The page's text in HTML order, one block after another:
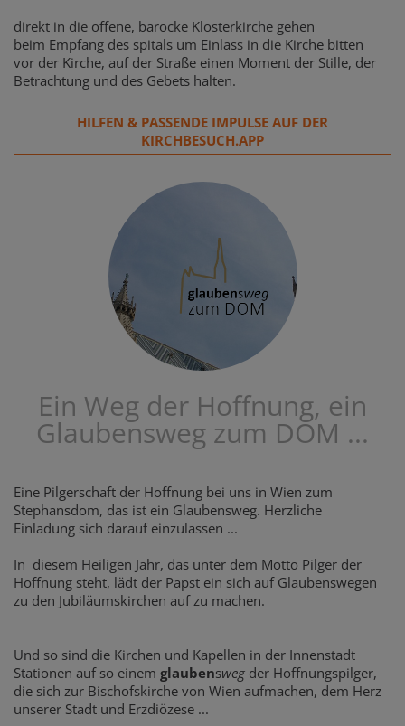
direkt in die offene, barocke Klosterkirche gehen
beim Empfang des spitals um Einlass in die Kirche bitten
vor der Kirche, auf der Straße einen Moment der Stille, der
Betrachtung und des Gebets halten.
HILFEN & PASSENDE IMPULSE AUF DER
KIRCHBESUCH.APP
Ein Weg der Hoffnung, ein
Glaubensweg zum DOM ...
Eine Pilgerschaft der Hoffnung bei uns in Wien zum
Stephansdom, das ist ein Glaubensweg. Herzliche
Einladung sich darauf einzulassen ...
In diesem Heiligen Jahr, das unter dem Motto Pilger der
Hoffnung steht, lädt der Papst ein sich auf Glaubenswegen
zu den Jubiläumskirchen auf zu machen.
Und so sind die Kirchen und Kapellen in der Innenstadt
Stationen auf so einem glaubensweg der Hoffnungspilger,
die sich zur Bischofskirche von Wien aufmachen, dem Herz
unserer Stadt und Erzdiözese ...